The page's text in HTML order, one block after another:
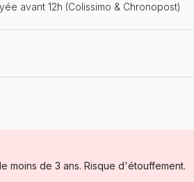
avant 12h (Colissimo & Chronopost)
Puzzle pour Adultes (500 à 48.000
moins de 3 ans. Risque d'étouffement.